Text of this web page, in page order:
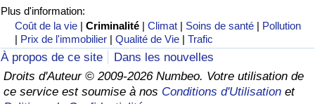
Plus d'information:
Coût de la vie |Criminalité |Climat | Soins de santé | Pollution
| Prix de l'immobilier |Qualité de Vie |Trafic
À propos de ce site
Dans les nouvelles
Droits d'Auteur © 2009-2026 Numbeo. Votre utilisation de
ce service est soumise à nos Conditions d'Utilisation et